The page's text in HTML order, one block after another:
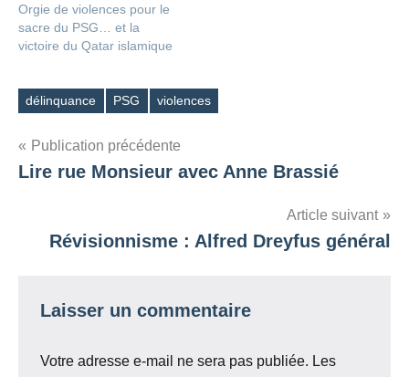
Orgie de violences pour le
sacre du PSG… et la
victoire du Qatar islamique
Étiquettes
délinquance PSG violences
Navigation
de
Publication précédente
Lire rue Monsieur avec Anne Brassié
Article suivant
Révisionnisme : Alfred Dreyfus général
Laisser un commentaire
Votre adresse e-mail ne sera pas publiée. Les